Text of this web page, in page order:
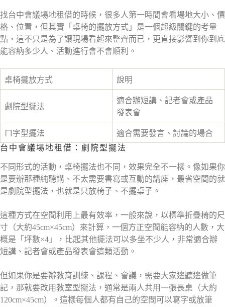
找台中會議場地租借的時候，很多人第一時間會看場地大小、價
格、位置，但其實「桌椅的擺放方式」是一個超級關鍵的考量
點，這不只是為了讓現場看起來整齊而已，更直接影響到你到底
能容納多少人、活動進行會不會順利。
桌椅擺放方式 說明
劇院型擺法
適合辦短講、記者會或產品
發表會
ㄇ字型擺法
適合需要發言、討論的場合
台中會議場地租借：劇院型擺法
不同形式的活動，桌椅擺法也不同，效果完全不一樣。像如果你
是要辦那種純聽講、不太需要書寫或互動的講座，最省空間的就
是劇院型擺法，也就是只放椅子、不擺桌子。
這種方式在空間利用上最有效率，一般來說，以標準折疊椅的尺
寸（大約45cm×45cm）來計算，一個方正空間能容納的人數，大
概是「坪數×4」，比起其他擺法可以多坐不少人，非常適合辦
短講、記者會或產品發表會這類活動。
但如果你是要辦教育訓練、課程、會議，需要大家邊聽邊做筆
記，那就要改用教室型擺法，通常是兩人共用一張長桌（大約
120cm×45cm）。這樣每個人都有自己的空間可以寫字或放筆